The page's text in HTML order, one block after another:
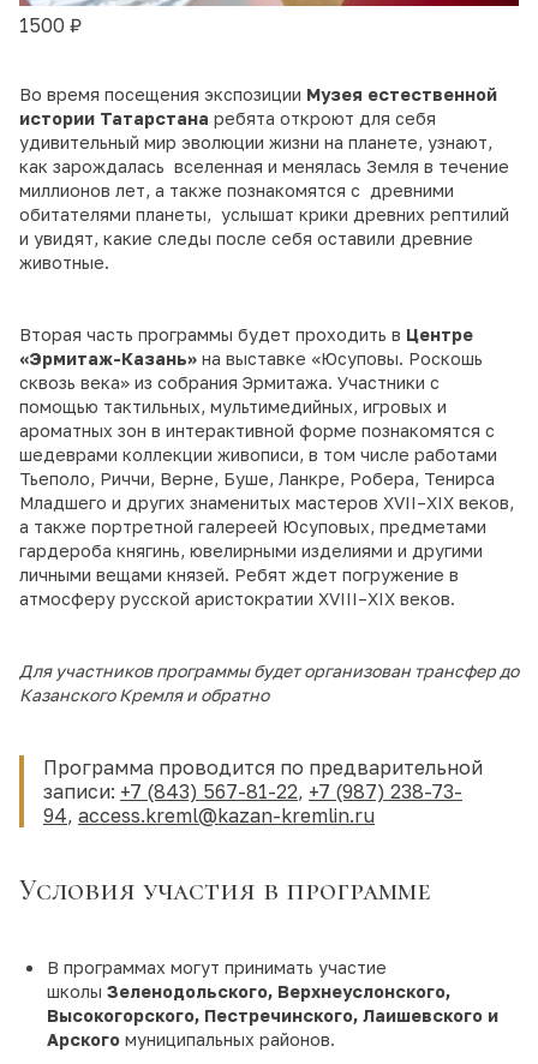
1500 ₽
Во время посещения экспозиции Музея естественной
истории Татарстана ребята откроют для себя
удивительный мир эволюции жизни на планете, узнают,
как зарождалась вселенная и менялась Земля в течение
миллионов лет, а также познакомятся с древними
обитателями планеты, услышат крики древних рептилий
и увидят, какие следы после себя оставили древние
животные.
Вторая часть программы будет проходить в Центре
«Эрмитаж-Казань» на выставке «Юсуповы. Роскошь
сквозь века» из собрания Эрмитажа. Участники с
помощью тактильных, мультимедийных, игровых и
ароматных зон в интерактивной форме познакомятся с
шедеврами коллекции живописи, в том числе работами
Тьеполо, Риччи, Верне, Буше, Ланкре, Робера, Тенирса
Младшего и других знаменитых мастеров XVII–XIX веков,
а также портретной галереей Юсуповых, предметами
гардероба княгинь, ювелирными изделиями и другими
личными вещами князей. Ребят ждет погружение в
атмосферу русской аристократии XVIII–XIX веков.
Для участников программы будет организован трансфер до
Казанского Кремля и обратно
Программа проводится по предварительной
записи: +7 (843) 567-81-22, +7 (987) 238-73-
94, access.kreml@kazan-kremlin.ru
Условия участия в программе
В программах могут принимать участие
школы Зеленодольского, Верхнеуслонского,
Высокогорского, Пестречинского, Лаишевского и
Арского муниципальных районов.